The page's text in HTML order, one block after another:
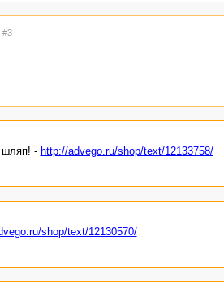
#3
шляп! - http://advego.ru/shop/text/12133758/
shop/text/12130570/